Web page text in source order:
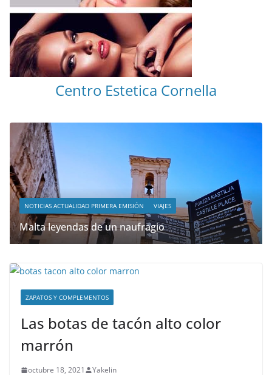
Centro Estetica Cornella
NOTICIAS ACTUALIDAD PRIMERA EMISIÓN VIAJES
Malta leyendas de un naufragio
abril 28, 2023 Sophia
ZAPATOS Y COMPLEMENTOS
Las botas de tacón alto color
marrón